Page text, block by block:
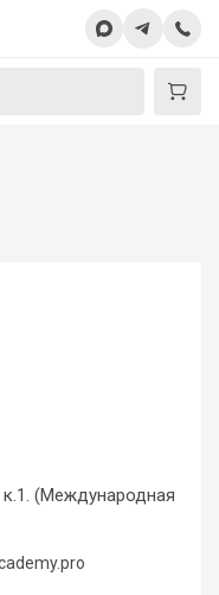
к.1. (Международная